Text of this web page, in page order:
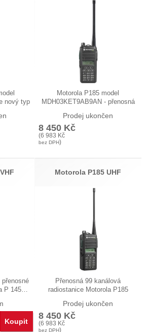
nový typ
Motorola P185 model
MDH03KET9AB9AN - přenosná
Prodej ukončen
8 450 Kč
(6 983 Kč
bez DPH)
P 145…
'Motorola P145 VHF' k porovnání
Koupit
Motorola P185 UHF
Přenosná 99 kanálová
radiostanice Motorola P185
Prodej ukončen
8 450 Kč
(6 983 Kč
bez DPH)